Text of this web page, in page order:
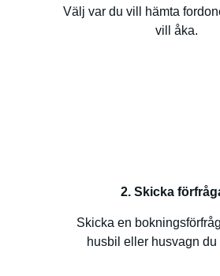
Välj var du vill hämta
vill åka.
2. Skicka
Skicka en
husbil eller husvagn du